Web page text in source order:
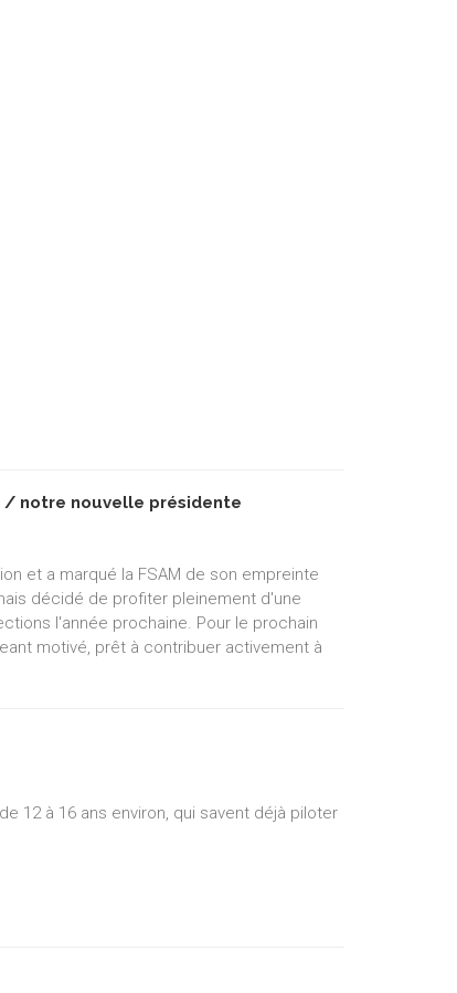
/ notre nouvelle présidente
et a marqué la FSAM de son empreinte
décidé de profiter pleinement d'une
l'année prochaine. Pour le prochain
motivé, prêt à contribuer activement à
12 à 16 ans environ, qui savent déjà piloter